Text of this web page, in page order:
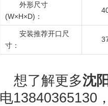
外形尺寸
(W×H×D)：
安装推荐开口尺
寸：
想了解更多沈
电13840365130